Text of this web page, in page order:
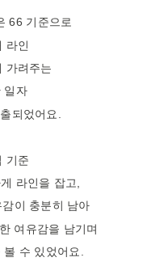
66 기준으로
라인
가려주는
일자
되었어요.
기준
라인을 잡고,
이 충분히 남아
여유감을 남기며
볼 수 있었어요.